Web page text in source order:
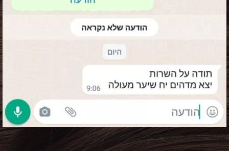
WhatsApp Image 2024-07-11 at 16.07.37